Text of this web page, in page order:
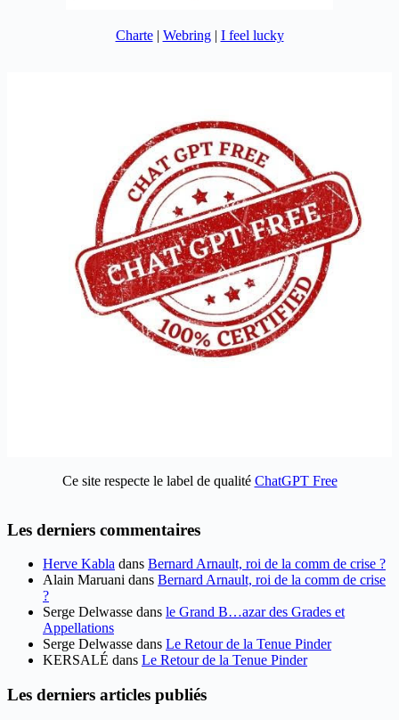
Charte| Webring| I feel lucky
Ce site respecte le label de qualité ChatGPT Free
Les derniers commentaires
Herve Kabla dans Bernard Arnault, roi de la comm de crise ?
Alain Maruani dans Bernard Arnault, roi de la comm de crise
?
Serge Delwasse dans le Grand B…azar des Grades et
Appellations
Serge Delwasse dans Le Retour de la Tenue Pinder
KERSALÉ dans Le Retour de la Tenue Pinder
Les derniers articles publiés